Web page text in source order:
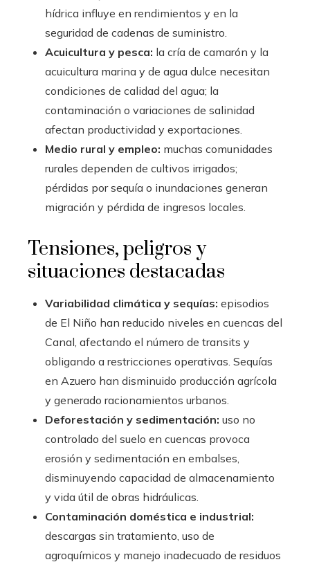
hídrica influye en rendimientos y en la
seguridad de cadenas de suministro.
Acuicultura y pesca: la cría de camarón y la
acuicultura marina y de agua dulce necesitan
condiciones de calidad del agua; la
contaminación o variaciones de salinidad
afectan productividad y exportaciones.
Medio rural y empleo: muchas comunidades
rurales dependen de cultivos irrigados;
pérdidas por sequía o inundaciones generan
migración y pérdida de ingresos locales.
Tensiones, peligros y
situaciones destacadas
Variabilidad climática y sequías: episodios
de El Niño han reducido niveles en cuencas del
Canal, afectando el número de transits y
obligando a restricciones operativas. Sequías
en Azuero han disminuido producción agrícola
y generado racionamientos urbanos.
Deforestación y sedimentación: uso no
controlado del suelo en cuencas provoca
erosión y sedimentación en embalses,
disminuyendo capacidad de almacenamiento
y vida útil de obras hidráulicas.
Contaminación doméstica e industrial:
descargas sin tratamiento, uso de
agroquímicos y manejo inadecuado de residuos